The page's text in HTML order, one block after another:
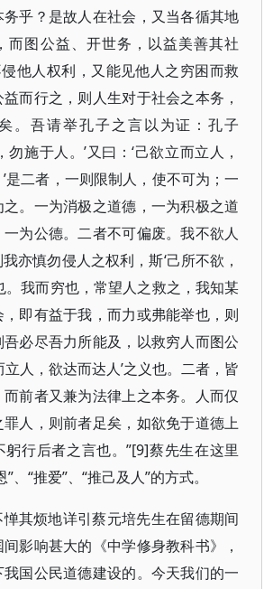
乎？是故人在社会，又当各循其地
而图公益、开世务，以益美善其社
他人权利，又能见他人之穷困而救
而行之，则人生对于社会之本务，
。吾请举孔子之言以为证：孔子
勿施于人。’又曰：‘己欲立而立人，
是二者，一则限制人，使不可为；一
。一为消极之道德，一为积极之道
为公德。二者不可偏废。我不欲人
亦慎勿侵人之权利，斯‘己所不欲，
。我而穷也，常望人之救之，我知某
即有益于我，而力或弗能举也，则
必尽吾力所能及，以救穷人而图公
立人，欲达而达人’之义也。二者，皆
前者又兼为法律上之本务。人而仅
人，则前者足矣，如欲免于道德上
躬行后者之言也。”[9]蔡先生在这里
、“推爱”、“推己及人”的方式。
其烦地详引蔡元培先生在留德期间
影响甚大的《中学修身教科书》，
国公民道德建设的。今天我们的一